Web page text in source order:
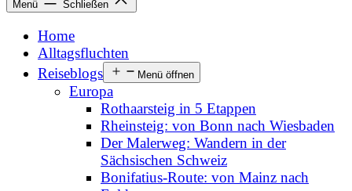
Menü Schließen
Home
Alltagsfluchten
Reiseblogs
Menü öffnen
Europa
Rothaarsteig in 5 Etappen
Rheinsteig: von Bonn nach Wiesbaden
Der Malerweg: Wandern in der
Sächsischen Schweiz
Bonifatius-Route: von Mainz nach